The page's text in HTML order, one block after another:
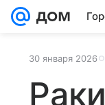
30 января 2026